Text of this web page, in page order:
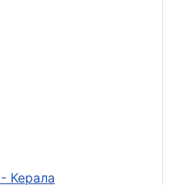
Керала